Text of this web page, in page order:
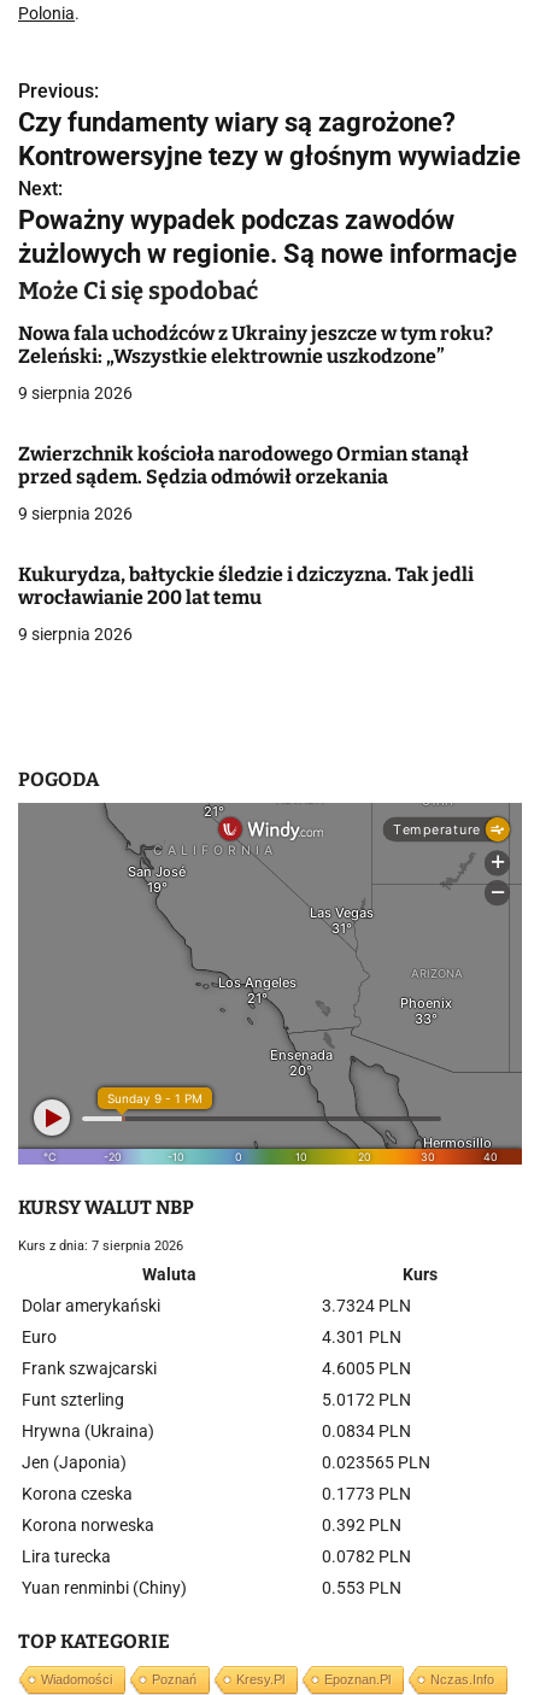
Polonia.
N
a
w
i
g
a
c
a
w
i
s
Previous:
Czy fundamenty wiary są zagrożone?
Kontrowersyjne tezy w głośnym wywiadzie
Next:
Poważny wypadek podczas zawodów
żużlowych w regionie. Są nowe informacje
Może Ci się spodobać
Nowa fala uchodźców z Ukrainy jeszcze w tym roku?
Zeleński: „Wszystkie elektrownie uszkodzone”
9 sierpnia 2026
Zwierzchnik kościoła narodowego Ormian stanął
przed sądem. Sędzia odmówił orzekania
9 sierpnia 2026
Kukurydza, bałtyckie śledzie i dziczyzna. Tak jedli
wrocławianie 200 lat temu
9 sierpnia 2026
POGODA
KURSY WALUT NBP
Kurs z dnia: 7 sierpnia 2026
Waluta
Kurs
Dolar amerykański
3.7324 PLN
Euro
4.301 PLN
Frank szwajcarski
4.6005 PLN
Funt szterling
5.0172 PLN
Hrywna (Ukraina)
0.0834 PLN
Jen (Japonia)
0.023565 PLN
Korona czeska
0.1773 PLN
Korona norweska
0.392 PLN
Lira turecka
0.0782 PLN
Yuan renminbi (Chiny)
0.553 PLN
TOP KATEGORIE
Wiadomości Poznań Kresy.pl Epoznan.pl Nczas.info